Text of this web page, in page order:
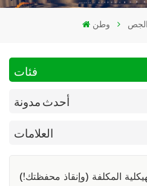
وطن
فئات
أحدث مدونة
العلامات
المكلفة (وإنقاذ محفظتك!)